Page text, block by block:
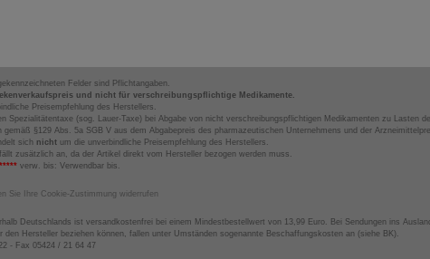
Felder sind Pflichtangaben.
und nicht für verschreibungspflichtige Medikamente.
Preisempfehlung des Herstellers.
(sog. Lauer-Taxe) bei Abgabe von nicht verschreibungspflichtigen Medikamenten zu Lasten
§129 Abs. 5a SGB V aus dem Abgabepreis des pharmazeutischen Unternehmens und der
sich nicht um die unverbindliche Preisempfehlung des Herstellers.
zusätzlich an, da der Artikel direkt vom Hersteller bezogen werden muss.
***** verw. bis: Verwendbar bis.
Sie Ihre Cookie-Zustimmung widerrufen
Deutschlands ist versandkostenfrei bei einem Mindestbestellwert von 13,99 Euro. Bei Sendungen ins
den Hersteller beziehen können, fallen unter Umständen sogenannte Beschaffungskosten an (siehe BK).
- Fax 05424 / 21 64 47